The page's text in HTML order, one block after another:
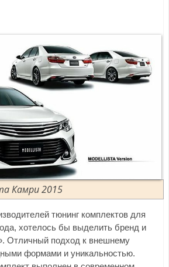
Камри 2015
тюнинг комплектов для
хотелось бы выделить бренд и
Отличный подход к внешнему
формами и уникальностью.